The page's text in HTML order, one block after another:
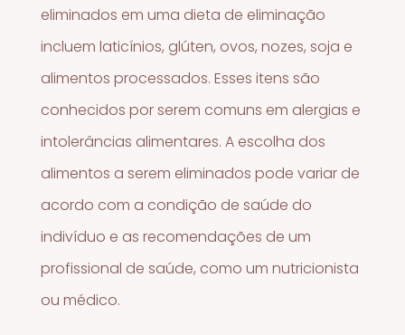
eliminados em uma dieta de eliminação
incluem laticínios, glúten, ovos, nozes, soja e
alimentos processados. Esses itens são
conhecidos por serem comuns em alergias e
intolerâncias alimentares. A escolha dos
alimentos a serem eliminados pode variar de
acordo com a condição de saúde do
indivíduo e as recomendações de um
profissional de saúde, como um nutricionista
ou médico.